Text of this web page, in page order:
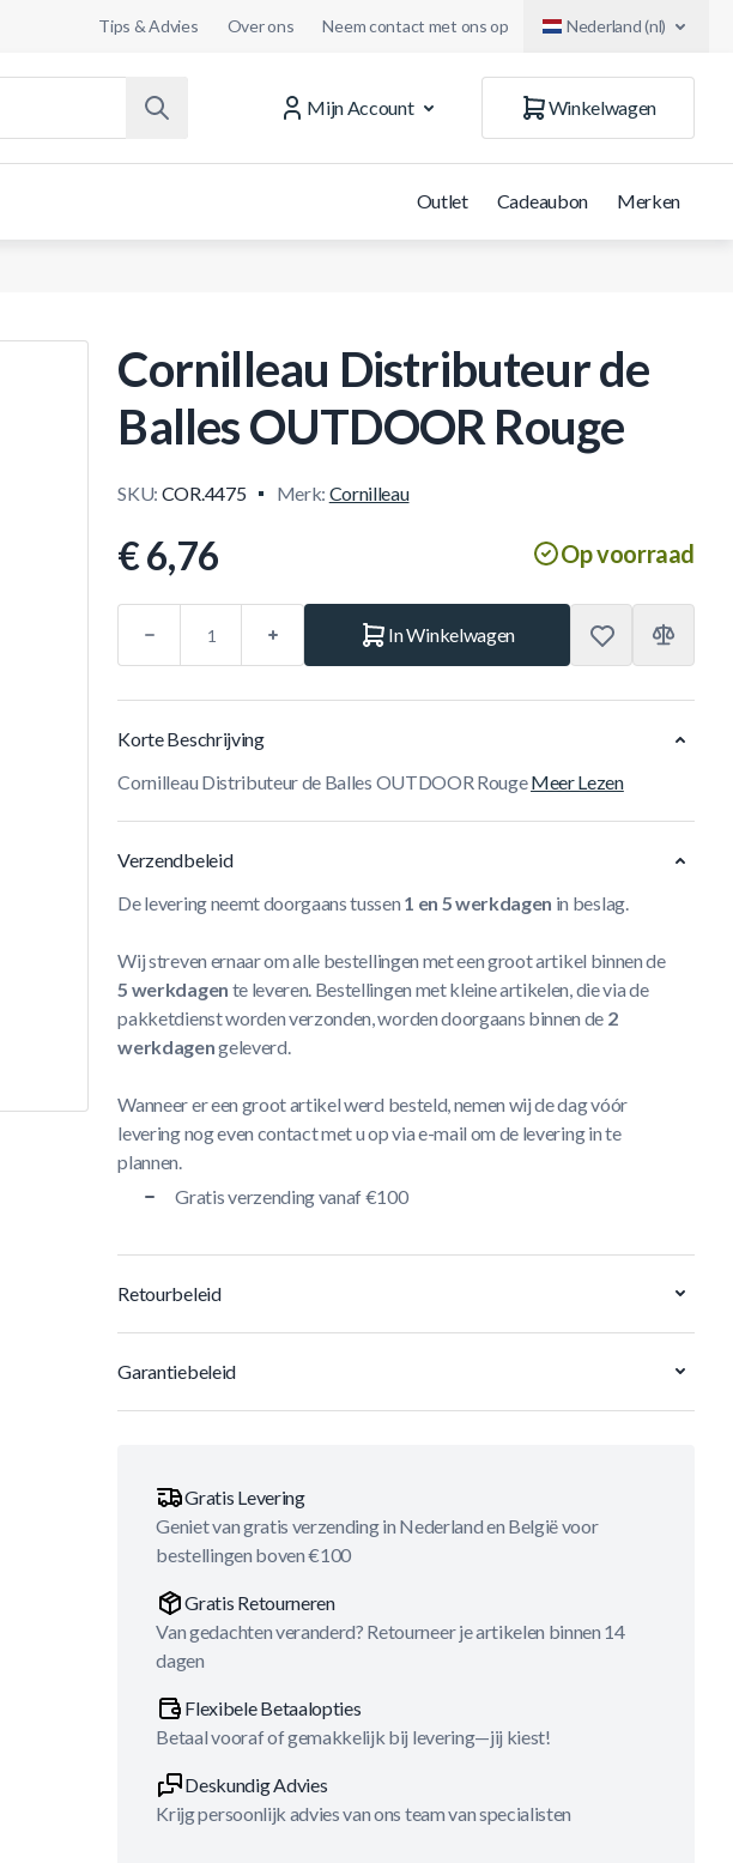
Tips & Advies Over ons Neem contact met ons op Nederland (nl)
Mijn Account
Winkelwagen
Outlet Cadeaubon Merken
Cornilleau Distributeur de
Balles OUTDOOR Rouge
SKU: COR.4475 Merk: Cornilleau
€ 6,76 Op voorraad
In Winkelwagen
Korte Beschrijving
Cornilleau Distributeur de Balles OUTDOOR RougeMeer Lezen
Verzendbeleid
De levering neemt doorgaans tussen 1 en 5 werkdagen in beslag.
Wij streven ernaar om alle bestellingen met een groot artikel binnen de
5 werkdagen te leveren. Bestellingen met kleine artikelen, die via de
pakketdienst worden verzonden, worden doorgaans binnen de 2
werkdagengeleverd.
Wanneer er een groot artikel werd besteld, nemen wij de dag vóór
levering nog even contact met u op via e-mail om de levering in te
plannen.
Gratis verzending vanaf €100
Retourbeleid
Garantiebeleid
Gratis Levering
Geniet van gratis verzending in Nederland en België voor
bestellingen boven €100
Gratis Retourneren
Van gedachten veranderd? Retourneer je artikelen binnen 14
dagen
Flexibele Betaalopties
Betaal vooraf of gemakkelijk bij levering—jij kiest!
Deskundig Advies
Krijg persoonlijk advies van ons team van specialisten